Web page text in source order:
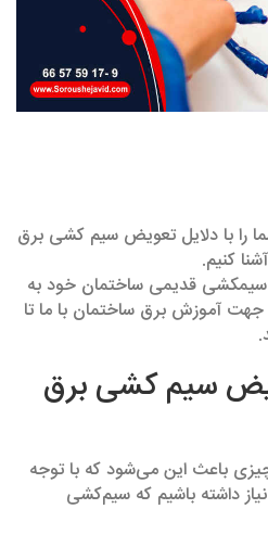
را با دلایل تعویض سیم کشی برق
کنیم.
جهت یادگیری نحوه تعویض سیم‎کشی قدیمی ساختمان خود به
آموزش برق ساختمان با ما تا
سیم کشی برق
باعث این می‌شود که با توجه
داشته باشیم که سیم‌کشی